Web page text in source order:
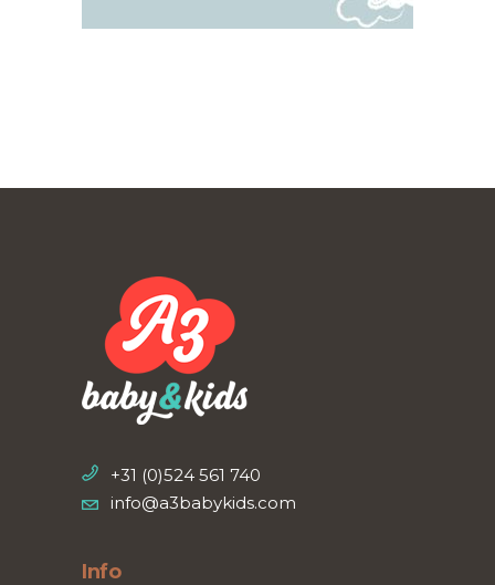
+31 (0)524 561 740
info@a3babykids.com
Info